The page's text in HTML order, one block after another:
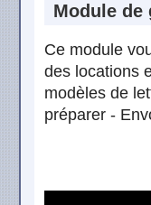
Module de
Ce module
des locations
modèles de
préparer -